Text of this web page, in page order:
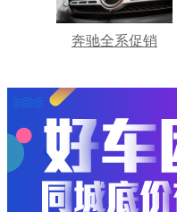
奔驰全系促销